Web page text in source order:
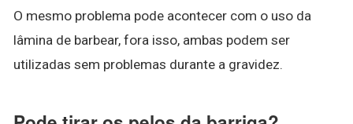
O mesmo problema pode acontecer com o uso da
lâmina de barbear, fora isso, ambas podem ser
utilizadas sem problemas durante a gravidez.